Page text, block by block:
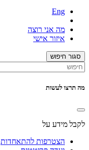
Eng
מה אני רוצה
איזור אישי
סגור חיפוש
מה תרצו לעשות
לקבל מידע על
הצטרפות להתאחדות